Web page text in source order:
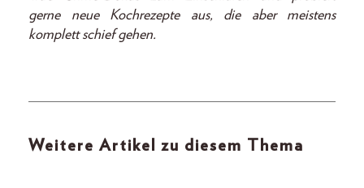
gerne neue Kochrezepte aus, die aber meistens
komplett schief gehen.
Weitere Artikel zu diesem Thema